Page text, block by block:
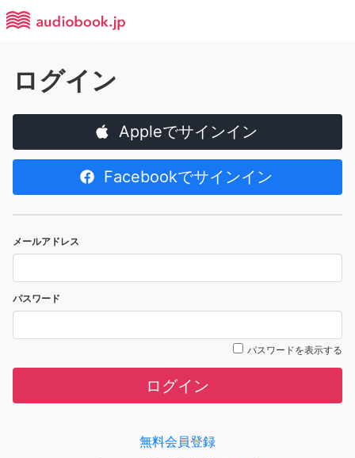
ログイン
Appleでサインイン
Facebookでサインイン
メールアドレス
パスワード
パスワードを表示する
ログイン
無料会員登録